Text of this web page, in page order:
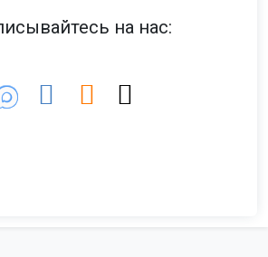
на нас: